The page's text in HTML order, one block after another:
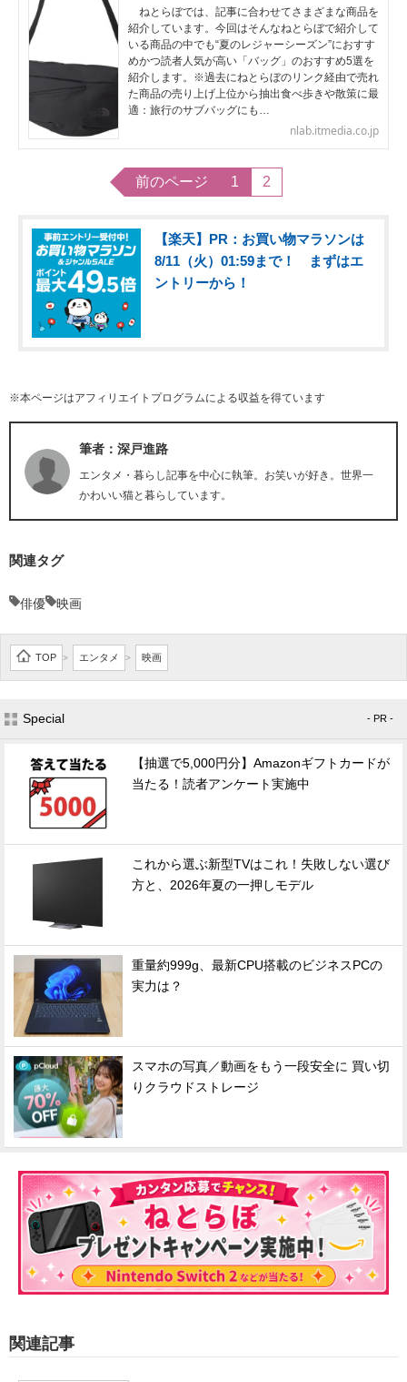
ねとらぼでは、記事に合わせてさまざまな商品を
紹介しています。今回はそんなねとらぼで紹介して
いる商品の中でも“夏のレジャーシーズン”におすす
めかつ読者人気が高い「バッグ」のおすすめ5選を
紹介します。※過去にねとらぼのリンク経由で売れ
た商品の売り上げ上位から抽出食べ歩きや散策に最
適：旅行のサブバッグにも…
nlab.itmedia.co.jp
前のページ 1 2
【楽天】PR：お買い物マラソンは
8/11（火）01:59まで！ まずはエ
ントリーから！
※本ページはアフィリエイトプログラムによる収益を得ています
筆者：深戸進路
エンタメ・暮らし記事を中心に執筆。お笑いが好き。世界一
かわいい猫と暮らしています。
関連タグ
俳優 映画
TOP > エンタメ > 映画
Special - PR -
【抽選で5,000円分】Amazonギフトカードが
当たる！読者アンケート実施中
これから選ぶ新型TVはこれ！失敗しない選び
方と、2026年夏の一押しモデル
重量約999g、最新CPU搭載のビジネスPCの
実力は？
スマホの写真／動画をもう一段安全に 買い切
りクラウドストレージ
関連記事